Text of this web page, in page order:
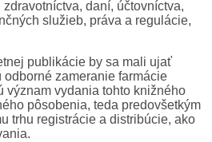
daní, účtovníctva,
služieb, práva a regulácie,
publikácie by sa mali ujať
zameranie farmácie
význam vydania tohto knižného
pôsobenia, teda predovšetkým
trhu registrácie a distribúcie, ako